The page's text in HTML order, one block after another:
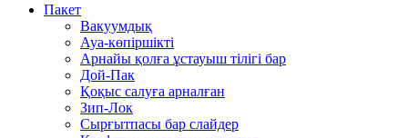
Пакет
Вакуумдық
Ауа-көпіршікті
Арнайы қолға ұстауыш тілігі бар
Дой-Пак
Қоқыс салуға арналған
Зип-Лок
Сырғытпасы бар слайдер